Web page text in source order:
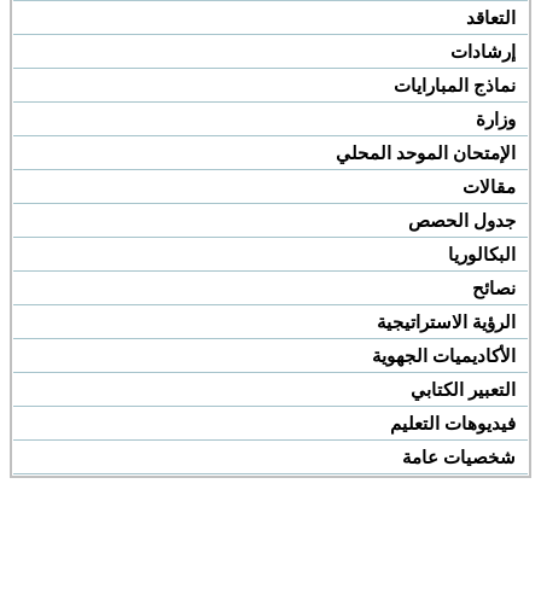
التعاقد
إرشادات
نماذج المبارايات
وزارة
الإمتحان الموحد المحلي
مقالات
جدول الحصص
البكالوريا
نصائح
الرؤية الاستراتيجية
الأكاديميات الجهوية
التعبير الكتابي
فيديوهات التعليم
شخصيات عامة